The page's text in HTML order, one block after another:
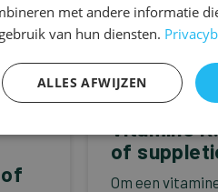
Hart
Vitamine
of
Om een
met andere informatie
van hun diensten.
ALLES AFWIJZEN